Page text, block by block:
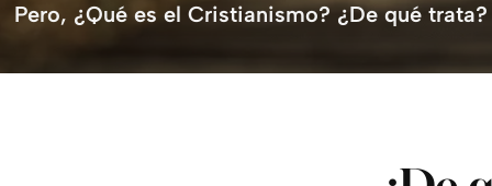
Pero, ¿Qué es el Cristianismo? ¿De qué trata?